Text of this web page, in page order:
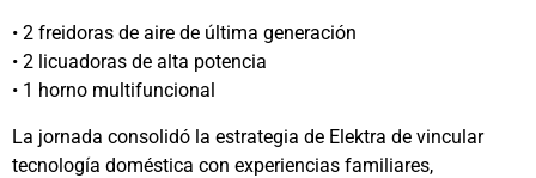
• 2 freidoras de aire de última generación
• 2 licuadoras de alta potencia
• 1 horno multifuncional
La jornada consolidó la estrategia de Elektra de vincular
tecnología doméstica con experiencias familiares,